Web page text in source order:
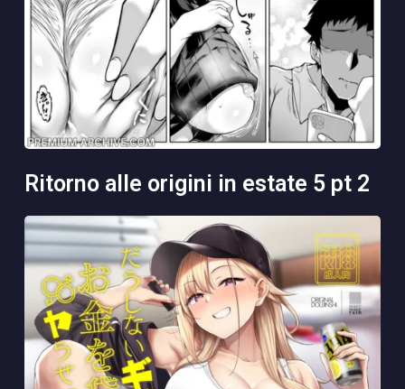
ritorno alle origini in estate 5 pt 2